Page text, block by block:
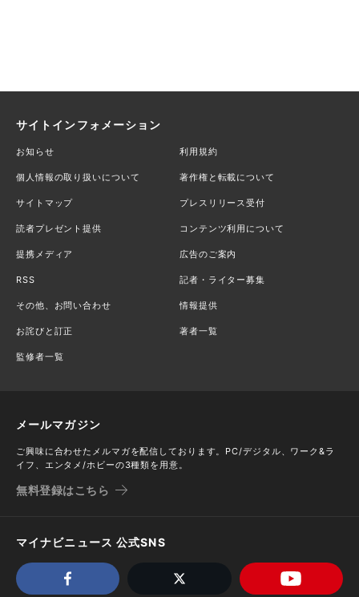
サイトインフォメーション
お知らせ 利用規約
個人情報の取り扱いについて 著作権と転載について
サイトマップ プレスリリース受付
読者プレゼント提供 コンテンツ利用について
提携メディア 広告のご案内
RSS 記者・ライター募集
その他、お問い合わせ 情報提供
お詫びと訂正 著者一覧
監修者一覧
メールマガジン
ご興味に合わせたメルマガを配信しております。PC/デジタル、ワーク&ラ
イフ、エンタメ/ホビーの3種類を用意。
無料登録はこちら
マイナビニュース 公式SNS